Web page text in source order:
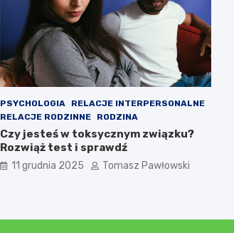
PSYCHOLOGIA
RELACJE INTERPERSONALNE
RELACJE RODZINNE
RODZINA
Czy jesteś w toksycznym związku?
Rozwiąż test i sprawdź
11 grudnia 2025 Tomasz Pawłowski